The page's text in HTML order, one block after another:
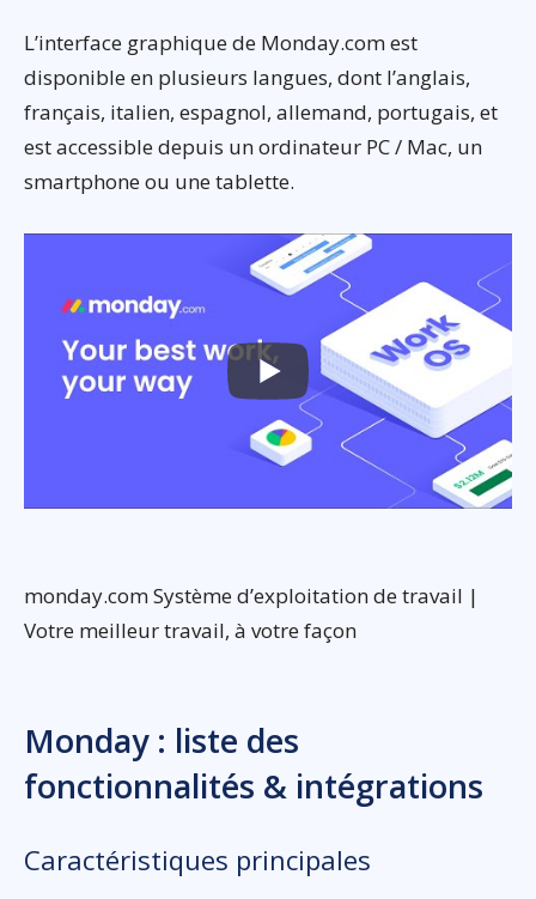
L’interface graphique de Monday.com est
disponible en plusieurs langues, dont l’anglais,
français, italien, espagnol, allemand, portugais, et
est accessible depuis un ordinateur PC / Mac, un
smartphone ou une tablette.
monday.com Système d’exploitation de travail |
Votre meilleur travail, à votre façon
Monday : liste des
fonctionnalités & intégrations
Caractéristiques principales